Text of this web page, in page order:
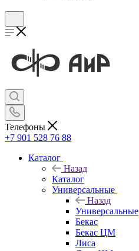
Телефоны
+7 901 528 76 88
Каталог
Назад
Каталог
Универсальные
Назад
Универсальные
Бекас
Бекас ЦМ
Лиса